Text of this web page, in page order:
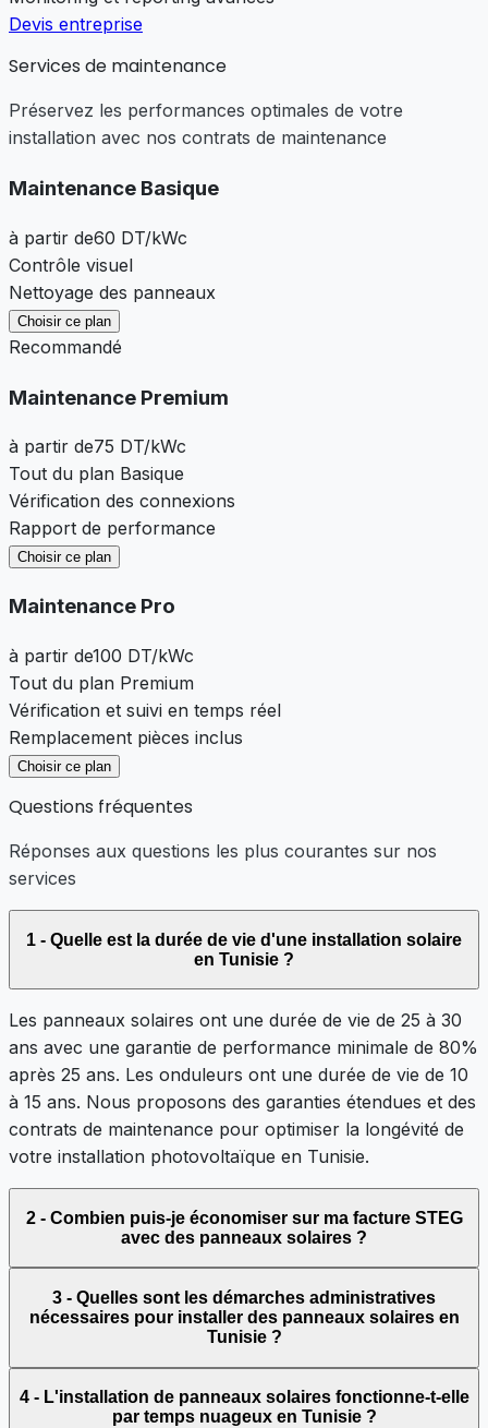
Devis entreprise
Services de maintenance
Préservez les performances optimales de votre
installation avec nos contrats de maintenance
Maintenance Basique
à partir de60 DT/kWc
Contrôle visuel
Nettoyage des panneaux
Choisir ce plan
Recommandé
Maintenance Premium
à partir de75 DT/kWc
Tout du plan Basique
Vérification des connexions
Rapport de performance
Choisir ce plan
Maintenance Pro
à partir de100 DT/kWc
Tout du plan Premium
Vérification et suivi en temps réel
Remplacement pièces inclus
Choisir ce plan
Questions fréquentes
Réponses aux questions les plus courantes sur nos
services
1 - Quelle est la durée de vie d'une installation solaire
en Tunisie ?
Les panneaux solaires ont une durée de vie de 25 à 30
ans avec une garantie de performance minimale de 80%
après 25 ans. Les onduleurs ont une durée de vie de 10
à 15 ans. Nous proposons des garanties étendues et des
contrats de maintenance pour optimiser la longévité de
votre installation photovoltaïque en Tunisie.
2 - Combien puis-je économiser sur ma facture STEG
avec des panneaux solaires ?
3 - Quelles sont les démarches administratives
nécessaires pour installer des panneaux solaires en
Tunisie ?
4 - L'installation de panneaux solaires fonctionne-t-elle
par temps nuageux en Tunisie ?